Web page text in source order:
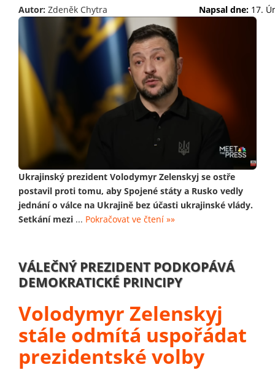
Autor: Zdeněk Chytra Napsal dne: 17.
Ukrajinský prezident Volodymyr Zelenskyj se ostře
postavil proti tomu, aby Spojené státy a Rusko vedly
jednání o válce na Ukrajině bez účasti ukrajinské vlády.
Setkání mezi ... Pokračovat ve čtení »»
VÁLEČNÝ PREZIDENT PODKOPÁVÁ
DEMOKRATICKÉ PRINCIPY
Volodymyr Zelenskyj
stále odmítá uspořádat
prezidentské volby